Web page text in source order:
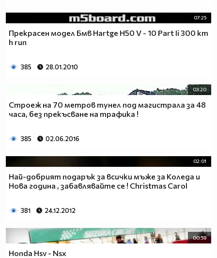
07:25
Прекрасен модел Бмв Hartge H50 V - 10 Part Ii 300 km
h run
385 28.01.2010
03:20
Строеж на 70 метров тунел под магистрала за 48
часа, без прекъсване на трафика !
385 02.06.2016
02:01
Най-добрият подарък за всички мъже за Коледа и
Нова година , забавлявайте се ! Christmas Carol
381 24.12.2012
00:59
Honda Hsv - Nsx